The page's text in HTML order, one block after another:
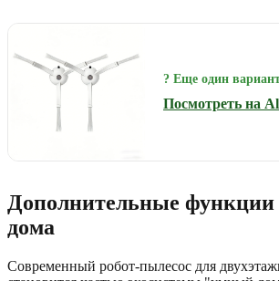
? Еще один
Посмотреть на
Дополнительные функции
дома
Современный робот-пылесос для